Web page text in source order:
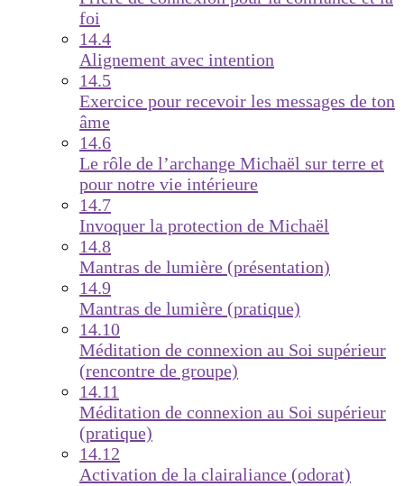
foi
14.4
Alignement avec intention
14.5
Exercice pour recevoir les messages de ton
âme
14.6
Le rôle de l’archange Michaël sur terre et
pour notre vie intérieure
14.7
Invoquer la protection de Michaël
14.8
Mantras de lumière (présentation)
14.9
Mantras de lumière (pratique)
14.10
Méditation de connexion au Soi supérieur
(rencontre de groupe)
14.11
Méditation de connexion au Soi supérieur
(pratique)
14.12
Activation de la clairaliance (odorat)